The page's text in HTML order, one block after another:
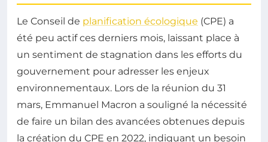
Le Conseil de planification écologique (CPE) a
été peu actif ces derniers mois, laissant place à
un sentiment de stagnation dans les efforts du
gouvernement pour adresser les enjeux
environnementaux. Lors de la réunion du 31
mars, Emmanuel Macron a souligné la nécessité
de faire un bilan des avancées obtenues depuis
la création du CPE en 2022, indiquant un besoin